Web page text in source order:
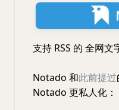
支持 RSS 的 全网文
Notado 和此前提过
Notado 更私人化：